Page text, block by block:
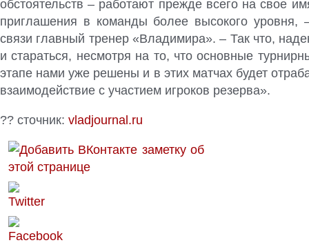
обстоятельств – работают прежде всего на свое
приглашения в команды более высокого уровня,
связи главный тренер «Владимира». – Так что,
и стараться, несмотря на то, что основные
этапе нами уже решены и в этих матчах будет
взаимодействие с участием игроков резерва».
?? сточник: vladjournal.ru